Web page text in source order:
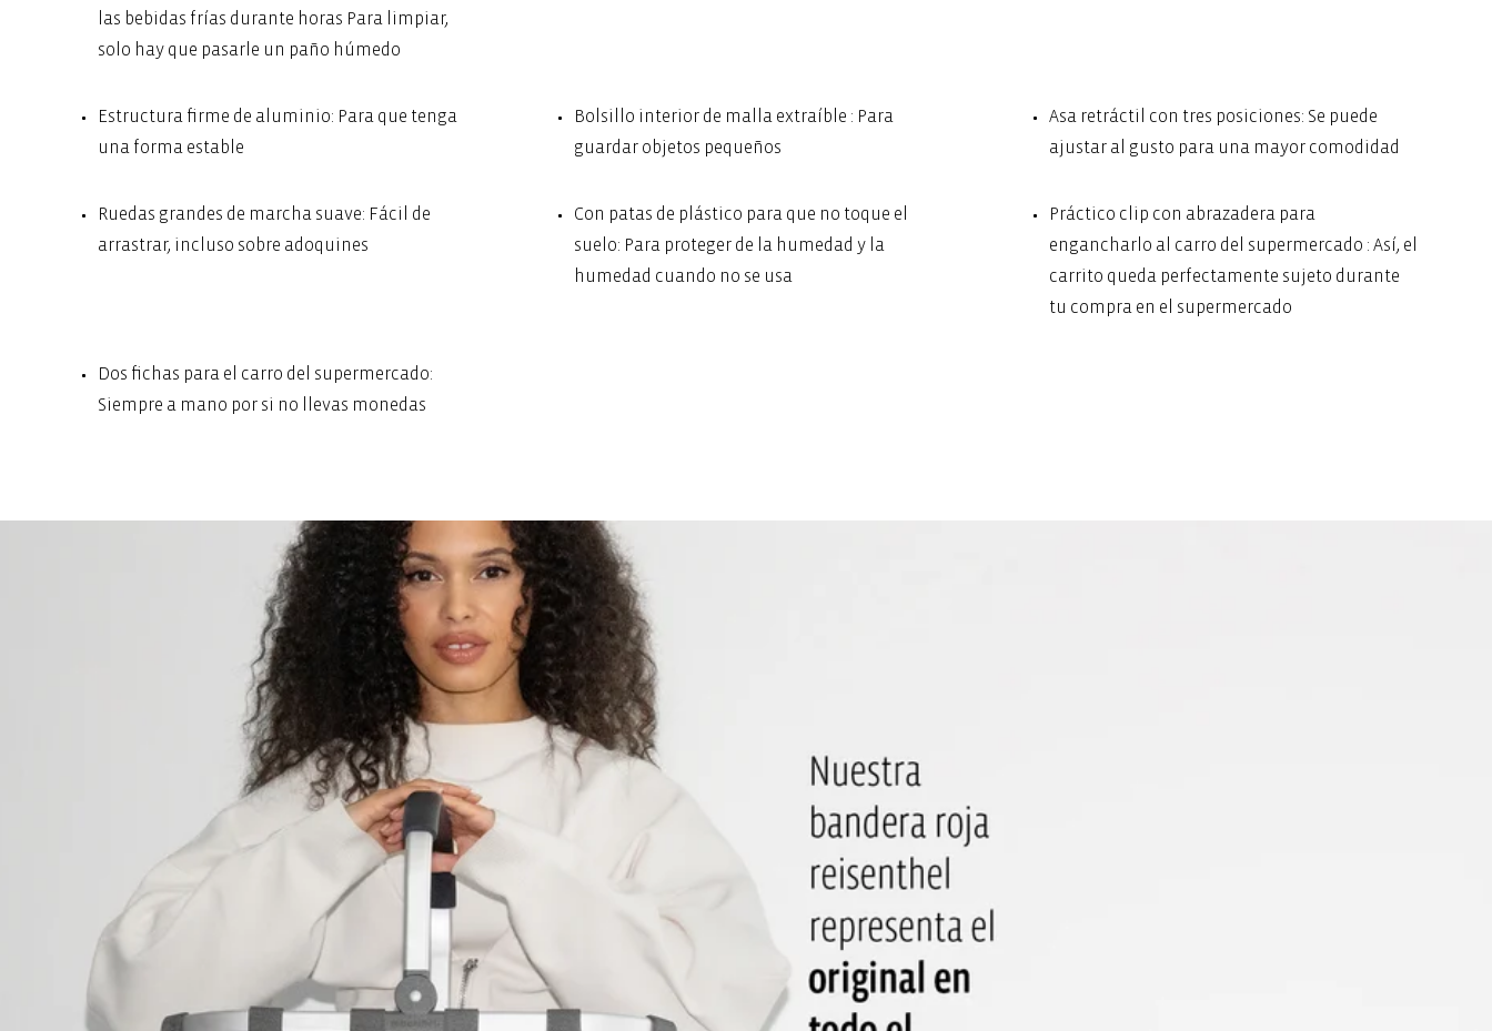
las bebidas frías durante horas Para limpiar,
solo hay que pasarle un paño húmedo
Estructura firme de aluminio: Para que tenga
una forma estable
Bolsillo interior de malla extraíble : Para
guardar objetos pequeños
Asa retráctil con tres posiciones: Se puede
ajustar al gusto para una mayor comodidad
Ruedas grandes de marcha suave: Fácil de
arrastrar, incluso sobre adoquines
Con patas de plástico para que no toque el
suelo: Para proteger de la humedad y la
humedad cuando no se usa
Práctico clip con abrazadera para
engancharlo al carro del supermercado : Así, el
carrito queda perfectamente sujeto durante
tu compra en el supermercado
Dos fichas para el carro del supermercado:
Siempre a mano por si no llevas monedas